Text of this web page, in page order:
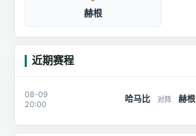
赫根
近期赛程
08-09
20:00
哈马比 对阵 赫根